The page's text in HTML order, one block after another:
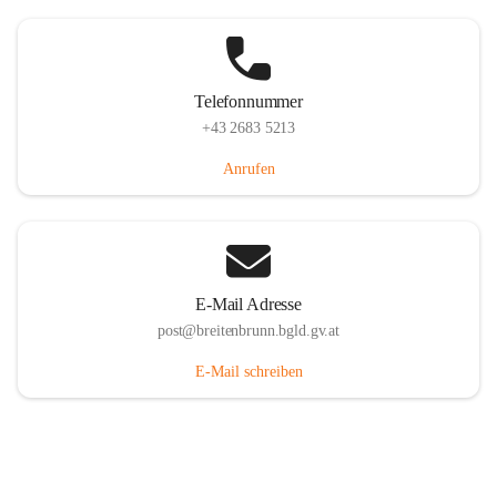
Telefonnummer
+43 2683 5213
Anrufen
E-Mail Adresse
post@breitenbrunn.bgld.gv.at
E-Mail schreiben